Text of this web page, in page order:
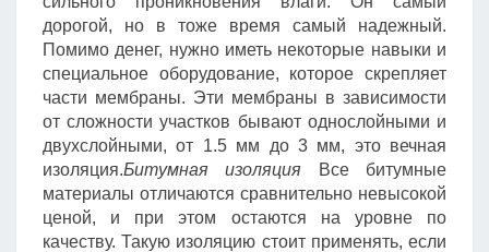
дорогой, но в тоже время самый надежный.
Помимо денег, нужно иметь некоторые навыки и
специальное оборудование, которое скрепляет
части мембраны. Эти мембраны в зависимости
от сложности участков бывают однослойными и
двухслойными, от 1.5 мм до 3 мм, это вечная
изоляция.Битумная изоляция Все битумные
материалы отличаются сравнительно невысокой
ценой, и при этом остаются на уровне по
качеству. Такую изоляцию стоит применять, если